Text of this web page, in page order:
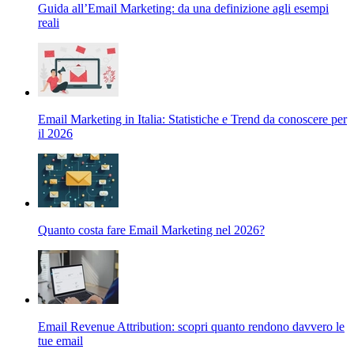
Guida all’Email Marketing: da una definizione agli esempi
reali
Email Marketing in Italia: Statistiche e Trend da conoscere per
il 2026
Quanto costa fare Email Marketing nel 2026?
Email Revenue Attribution: scopri quanto rendono davvero le
tue email